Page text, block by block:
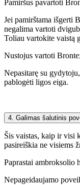
Pamiršus pavartoti
Jei pamirštama išgerti
negalima vartoti
Toliau vartokite vaistą
Nustojus vartoti
Nepasitarę su
pablogėti ligos eiga.
4. Galimas šalutinis
Šis vaistas, kaip ir visi
pasireiškia ne visiems
Paprastai ambroksolio
Nepageidaujamo